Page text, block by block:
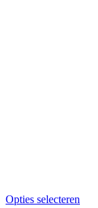
Opties selecteren